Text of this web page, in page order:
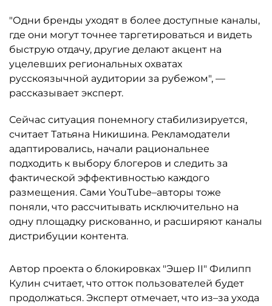
"Одни бренды уходят в более доступные каналы,
где они могут точнее таргетироваться и видеть
быструю отдачу, другие делают акцент на
уцелевших региональных охватах
русскоязычной аудитории за рубежом", —
рассказывает эксперт.
Сейчас ситуация понемногу стабилизируется,
считает Татьяна Никишина. Рекламодатели
адаптировались, начали рациональнее
подходить к выбору блогеров и следить за
фактической эффективностью каждого
размещения. Сами YouTube–авторы тоже
поняли, что рассчитывать исключительно на
одну площадку рискованно, и расширяют каналы
дистрибуции контента.
Автор проекта о блокировках "Эшер II" Филипп
Кулин считает, что отток пользователей будет
продолжаться. Эксперт отмечает, что из–за ухода